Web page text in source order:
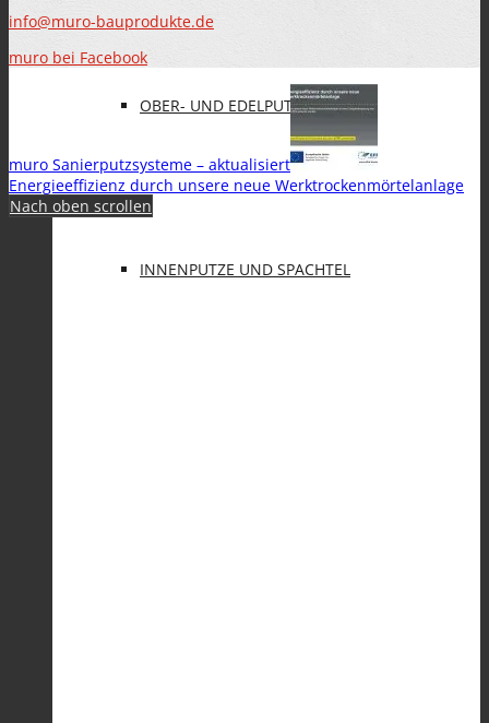
OBER- UND EDELPUTZE
INNENPUTZE UND SPACHTEL
info@muro-bauprodukte.de
muro bei Facebook
muro Sanierputzsysteme – aktualisiert
Energieeffizienz durch unsere neue Werktrockenmörtelanlage
Nach oben scrollen